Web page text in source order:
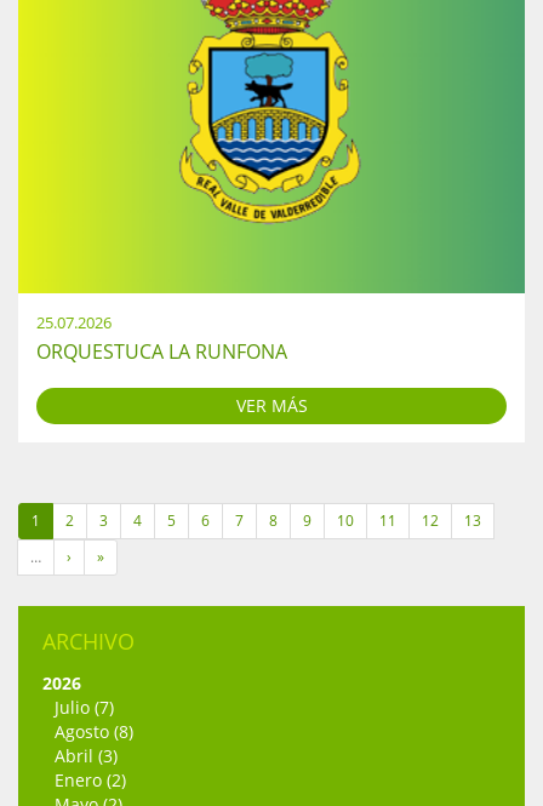
25.07.2026
ORQUESTUCA LA RUNFONA
VER MÁS
1 2 3 4 5 6 7 8 9 10 11 12
13
…
› »
ARCHIVO
2026
Julio (7)
Agosto (8)
Abril (3)
Enero (2)